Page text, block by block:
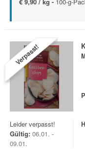
Verpasst!
Leider verpasst!
Gültig: 06.01. -
09.01.